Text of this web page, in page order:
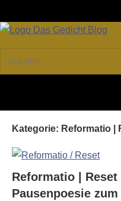
Inhalt
GEDICHT
Forum
von
Essay
und
Kritik
Suchen
nach:
Kategorie: Reformatio |
Reformatio | Reset
Pausenpoesie